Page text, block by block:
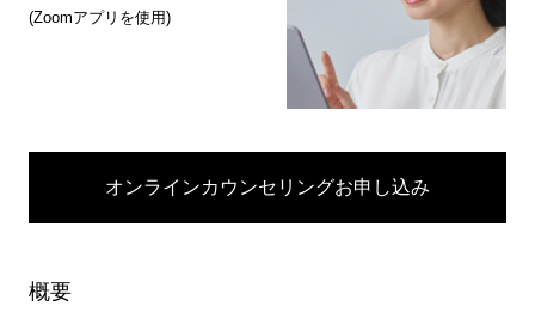
(Zoomアプリを使用)
オンラインカウンセリングお申し込み
概要